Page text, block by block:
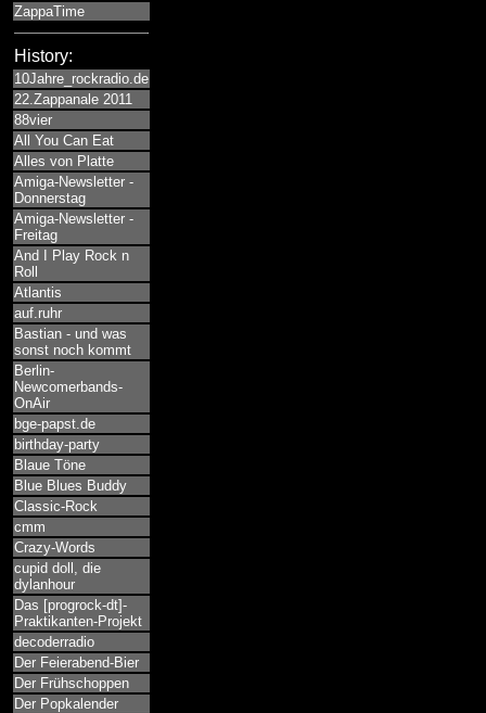
ZappaTime
History:
10Jahre_rockradio.de
22.Zappanale 2011
88vier
All You Can Eat
Alles von Platte
Amiga-Newsletter -
Donnerstag
Amiga-Newsletter -
Freitag
And I Play Rock n
Roll
Atlantis
auf.ruhr
Bastian - und was
sonst noch kommt
Berlin-
Newcomerbands-
OnAir
bge-papst.de
birthday-party
Blaue Töne
Blue Blues Buddy
Classic-Rock
cmm
Crazy-Words
cupid doll, die
dylanhour
Das [progrock-dt]-
Praktikanten-Projekt
decoderradio
Der Feierabend-Bier
Der Frühschoppen
Der Popkalender